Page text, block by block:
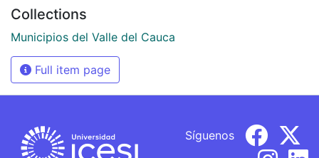
Collections
Municipios del Valle del Cauca
Full item page
Síguenos